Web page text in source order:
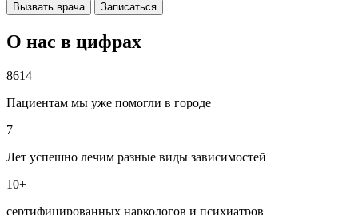
Вызвать врача Записаться
О нас в цифрах
8614
Пациентам мы уже помогли в городе
7
Лет успешно лечим разные виды зависимостей
10+
сертифицированных наркологов и психиатров